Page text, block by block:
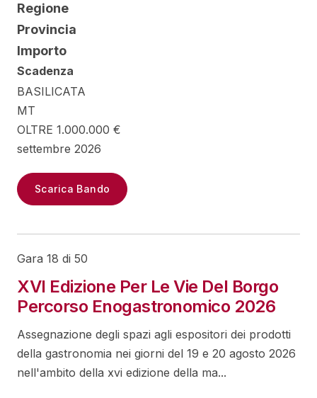
Regione
Provincia
Importo
Scadenza
BASILICATA
MT
OLTRE 1.000.000 €
settembre 2026
Scarica Bando
Gara 18 di 50
XVI Edizione Per Le Vie Del Borgo
Percorso Enogastronomico 2026
Assegnazione degli spazi agli espositori dei prodotti
della gastronomia nei giorni del 19 e 20 agosto 2026
nell'ambito della xvi edizione della ma...